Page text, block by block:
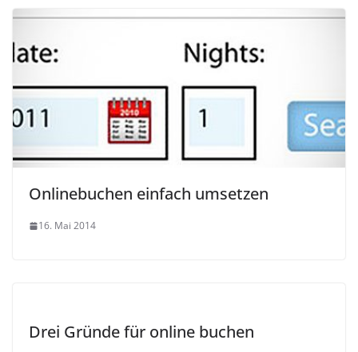
Onlinebuchen einfach umsetzen
16. Mai 2014
Drei Gründe für online buchen